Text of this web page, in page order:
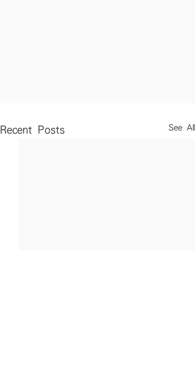
Recent Posts See All